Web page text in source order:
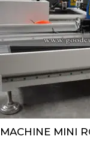
MACHINE MINI